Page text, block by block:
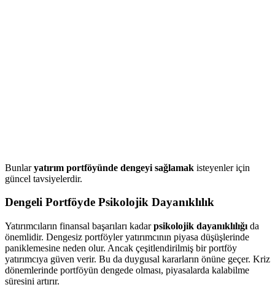
Bunlaryatırım portföyünde dengeyi sağlamak isteyenler için
güncel tavsiyelerdir.
Dengeli Portföyde Psikolojik Dayanıklılık
Yatırımcıların finansal başarıları kadarpsikolojik dayanıklılığı da
önemlidir. Dengesiz portföyler yatırımcının piyasa düşüşlerinde
paniklemesine neden olur. Ancak çeşitlendirilmiş bir portföy
yatırımcıya güven verir. Bu da duygusal kararların önüne geçer. Kriz
dönemlerinde portföyün dengede olması, piyasalarda kalabilme
süresini artırır.